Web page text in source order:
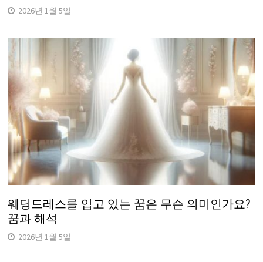
2026년 1월 5일
웨딩드레스를 입고 있는 꿈은 무슨 의미인가요?
꿈과 해석
2026년 1월 5일